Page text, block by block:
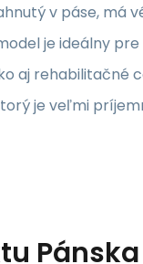
v páse, má
je ideálny
aj rehabilitačné
je veľmi